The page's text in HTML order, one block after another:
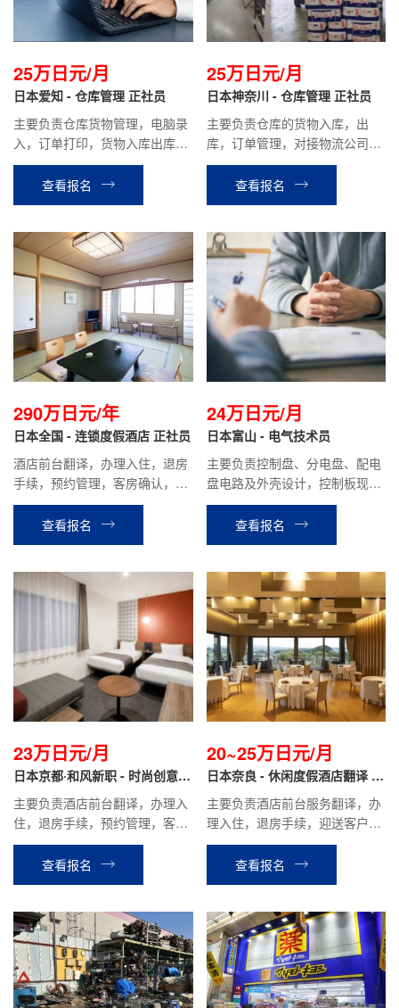
25万日元/月
日本爱知 - 仓库管理 正社员
主要负责仓库货物管理，电脑录
入，订单打印，货物入库出库，
打包发货等相关工作。
查看报名
25万日元/月
日本神奈川 - 仓库管理 正社员
主要负责仓库的货物入库，出
库，订单管理，对接物流公司等
工作。
查看报名
290万日元/年
日本全国 - 连锁度假酒店 正社员
酒店前台翻译，办理入住，退房
手续，预约管理，客房确认，餐
厅接待等相关工作。
查看报名
24万日元/月
日本富山 - 电气技术员
主要负责控制盘、分电盘、配电
盘电路及外壳设计，控制板现场
调试支持等相关工作。
查看报名
23万日元/月
日本京都·和风新职 - 时尚创意酒
店翻译 正社员
主要负责酒店前台翻译，办理入
住，退房手续，预约管理，客房
确认等相关工作。
查看报名
20~25万日元/月
日本奈良 - 休闲度假酒店翻译 正
社员
主要负责酒店前台服务翻译，办
理入住，退房手续，迎送客户，
酒店内设施介绍引导，餐厅服
务，客房整理等酒店安排的相关
工作。
查看报名